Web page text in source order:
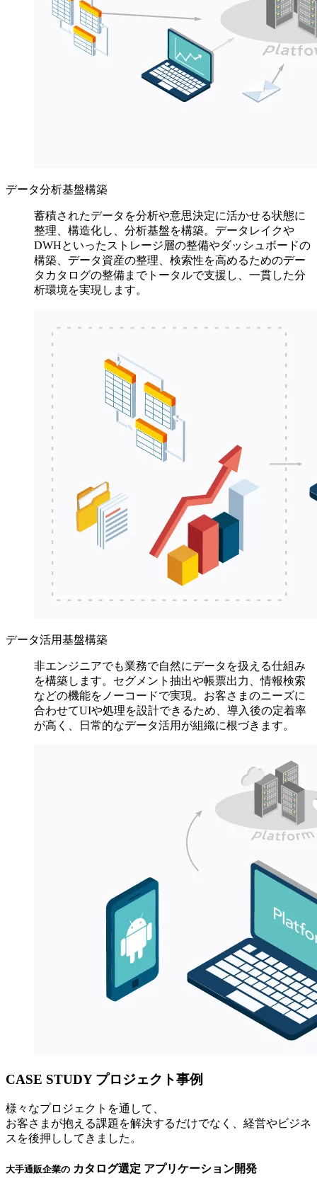
データ分析基盤構築
蓄積されたデータを分析や意思決定に活かせる状態に
整理、構造化し、分析基盤を構築。データレイクや
DWHといったストレージ層の整備やダッシュボードの
構築、データ資産の整理、検索性を高めるためのデー
タカタログの整備までトータルで支援し、一貫した分
析環境を実現します。
データ活用基盤構築
非エンジニアでも業務で自然にデータを扱える仕組み
を構築します。セグメント抽出や帳票出力、情報検索
などの機能をノーコードで実現。お客さまのニーズに
合わせてUIや処理を設計できるため、導入後の定着率
が高く、日常的なデータ活用が組織に根づきます。
CASE STUDY プロジェクト事例
様々なプロジェクトを通して、
お客さまが抱える課題を解決するだけでなく、経営やビジネ
スを後押ししてきました。
大手通販企業の カタログ選定 アプリケーション開発